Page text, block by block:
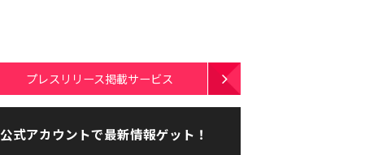
プレスリリース掲載サービス
公式アカウントで最新情報ゲット！